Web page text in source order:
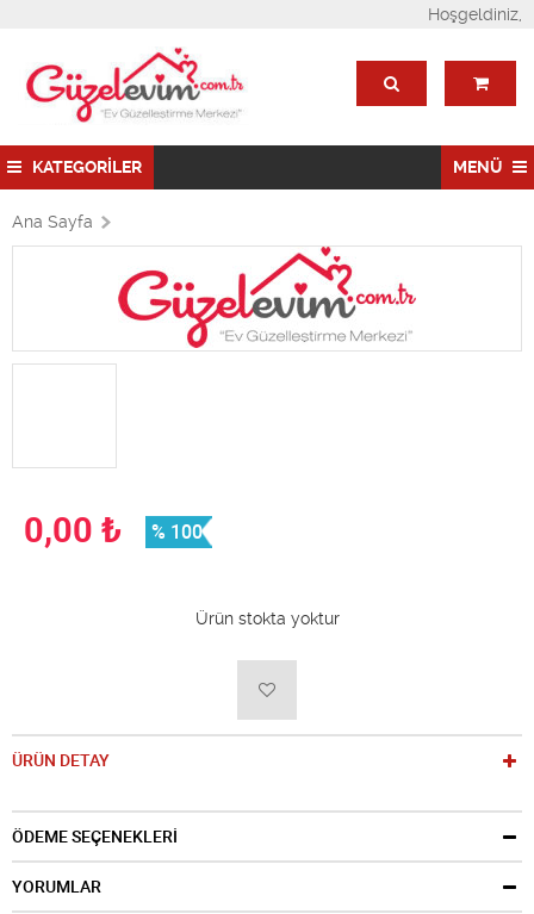
Hoşgeldiniz,
KATEGORİLER MENÜ
Ana Sayfa
0,00 ₺ % 100
Ürün stokta yoktur
ÜRÜN DETAY
ÖDEME SEÇENEKLERİ
YORUMLAR